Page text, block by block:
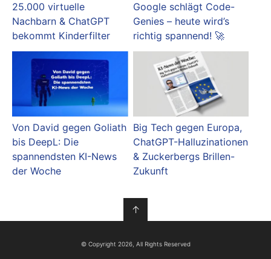
25.000 virtuelle
Nachbarn & ChatGPT
bekommt Kinderfilter
Google schlägt Code-
Genies – heute wird’s
richtig spannend! 🚀
Von David gegen Goliath
bis DeepL: Die
spannendsten KI-News
der Woche
Big Tech gegen Europa,
ChatGPT-Halluzinationen
& Zuckerbergs Brillen-
Zukunft
↑
© Copyright 2026, All Rights Reserved